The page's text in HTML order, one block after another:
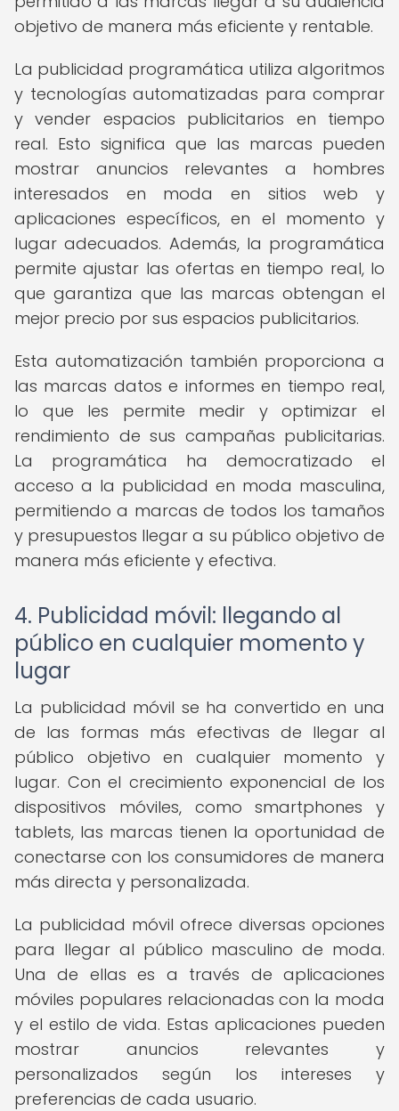
objetivo de manera más eficiente y rentable.
La publicidad programática utiliza algoritmos
y tecnologías automatizadas para comprar
y vender espacios publicitarios en tiempo
real. Esto significa que las marcas pueden
mostrar anuncios relevantes a hombres
interesados en moda en sitios web y
aplicaciones específicos, en el momento y
lugar adecuados. Además, la programática
permite ajustar las ofertas en tiempo real, lo
que garantiza que las marcas obtengan el
mejor precio por sus espacios publicitarios.
Esta automatización también proporciona a
las marcas datos e informes en tiempo real,
lo que les permite medir y optimizar el
rendimiento de sus campañas publicitarias.
La programática ha democratizado el
acceso a la publicidad en moda masculina,
permitiendo a marcas de todos los tamaños
y presupuestos llegar a su público objetivo de
manera más eficiente y efectiva.
4. Publicidad móvil: llegando al
público en cualquier momento y
lugar
La publicidad móvil se ha convertido en una
de las formas más efectivas de llegar al
público objetivo en cualquier momento y
lugar. Con el crecimiento exponencial de los
dispositivos móviles, como smartphones y
tablets, las marcas tienen la oportunidad de
conectarse con los consumidores de manera
más directa y personalizada.
La publicidad móvil ofrece diversas opciones
para llegar al público masculino de moda.
Una de ellas es a través de aplicaciones
móviles populares relacionadas con la moda
y el estilo de vida. Estas aplicaciones pueden
mostrar anuncios relevantes y
personalizados según los intereses y
preferencias de cada usuario.